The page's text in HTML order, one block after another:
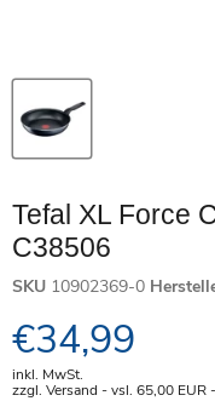
Tefal XL Force
C38506
SKU 10902369-0
Aktueller Preis
€34,99
inkl. MwSt.
zzgl. Versand - vsl. 65,00 EUR